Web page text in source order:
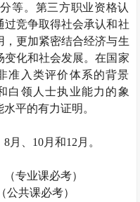
等。第三方职业资格认
竞争取得社会承认和社
更加紧密结合经济与生
变化和社会发展。在国家
准入类评价体系的背景
白领人士执业能力的象
平的有力证明。
8月、 10月和12 月。
专业课必考）
公共课必考）